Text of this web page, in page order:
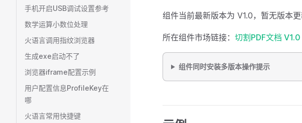
手机开启USB调试设置参考
数学运算小数位处理
火语言调用指纹浏览器
生成exe启动不了
浏览器iframe配置示例
用户配置信息ProfileKey在
哪
火语言常用快捷键
组件当前最新版本为 V1.0，暂无版本
所在组件市场链接： 切割PDF文档 V1.0
组件同时安装多版本操作提示